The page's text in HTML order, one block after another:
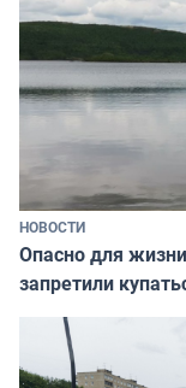
НОВОСТИ
Опасно для
запретили